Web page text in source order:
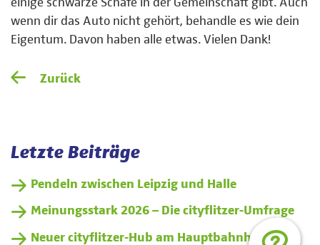
einige schwarze Schafe in der Gemeinschaft gibt. Auch
wenn dir das Auto nicht gehört, behandle es wie dein
Eigentum. Davon haben alle etwas. Vielen Dank!
Zurück
Letzte Beiträge
Pendeln zwischen Leipzig und Halle
Meinungsstark 2026 – Die cityflitzer-Umfrage
Neuer cityflitzer-Hub am Hauptbahnhof